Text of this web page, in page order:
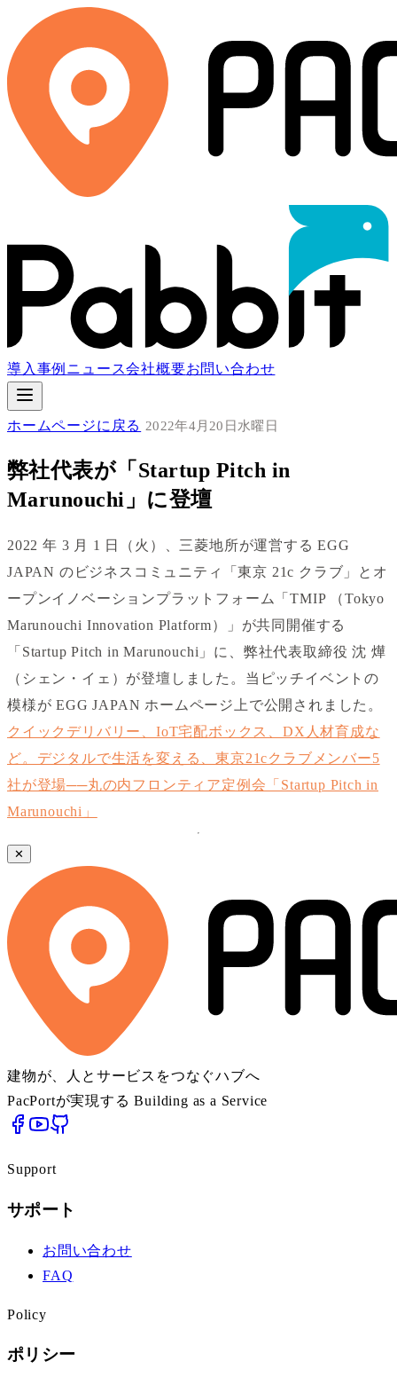
導入事例 ニュース会社概要お問い合わせ
ホームページに戻る 2022年4月20日水曜日
弊社代表が「Startup Pitch in
Marunouchi」に登壇
2022 年 3 月 1 日（火）、三菱地所が運営する EGG
JAPAN のビジネスコミュニティ「東京 21c クラブ」とオ
ープンイノベーションプラットフォーム「TMIP （Tokyo
Marunouchi Innovation Platform）」が共同開催する
「Startup Pitch in Marunouchi」に、弊社代表取締役 沈 燁
（シェン・イェ）が登壇しました。当ピッチイベントの
模様が EGG JAPAN ホームページ上で公開されました。
クイックデリバリー、IoT宅配ボックス、DX人材育成な
ど。デジタルで生活を変える、東京21cクラブメンバー5
社が登場──丸の内フロンティア定例会「Startup Pitch in
Marunouchi」
✕
建物が、人とサービスをつなぐハブへ
PacPortが実現する Building as a Service
Support
サポート
お問い合わせ
FAQ
Policy
ポリシー